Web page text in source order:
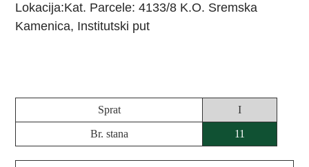
Lokacija:Kat. Parcele: 4133/8 K.O. Sremska
Kamenica, Institutski put
Sprat I
Br. stana 11